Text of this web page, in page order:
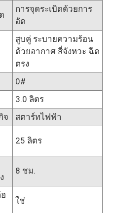
การจุดระเบิดด้วยการ
อัด
สูบคู่ ระบายความร้อน
ด้วยอากาศ สี่จังหวะ ฉีด
ตรง
0#
3.0 ลิตร
จ
สตาร์ทไฟฟ้า
25 ลิตร
8 ชม.
ใช่